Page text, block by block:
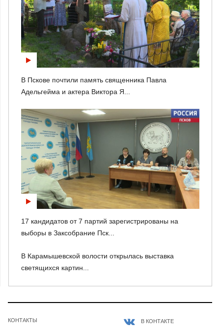
В Пскове почтили память священника Павла
Адельгейма и актера Виктора Я...
17 кандидатов от 7 партий зарегистрированы на
выборы в Заксобрание Пск...
В Карамышевской волости открылась выставка
светящихся картин...
КОНТАКТЫ В КОНТАКТЕ